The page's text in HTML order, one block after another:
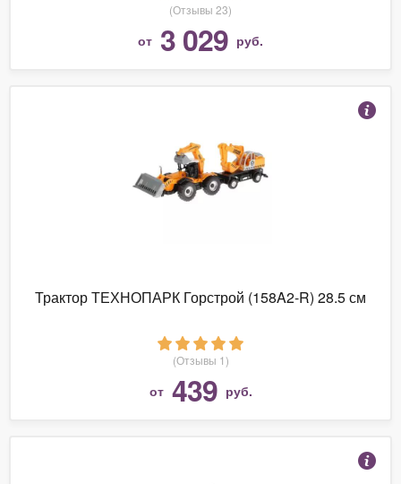
(Отзывы 23)
от 3 029 руб.
Трактор ТЕХНОПАРК Горстрой (158A2-R) 28.5 см
(Отзывы 1)
от 439 руб.